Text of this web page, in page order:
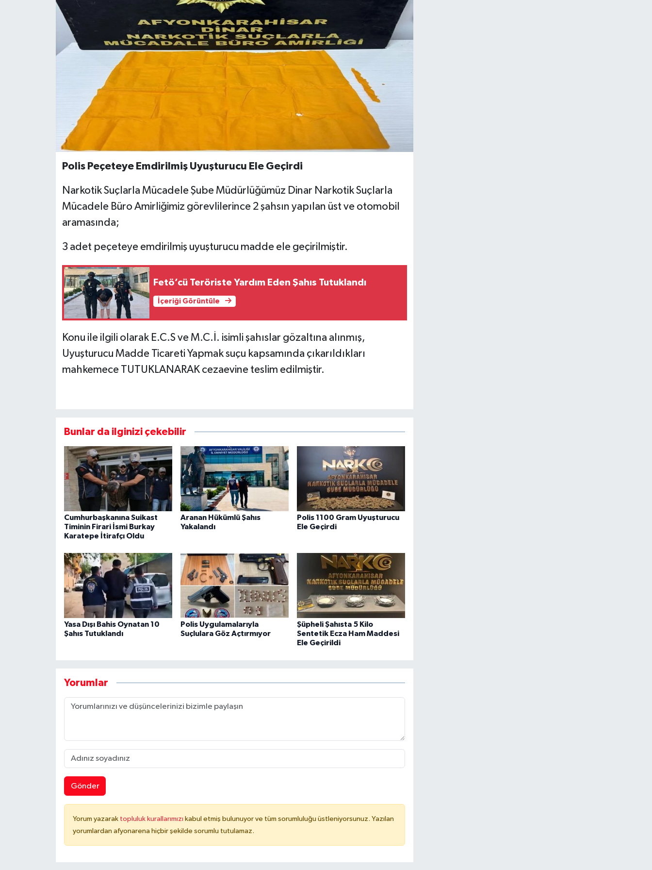
Polis Peçeteye Emdirilmiş Uyuşturucu Ele Geçirdi
Narkotik Suçlarla Mücadele Şube Müdürlüğümüz Dinar Narkotik Suçlarla
Mücadele Büro Amirliğimiz görevlilerince 2 şahsın yapılan üst ve otomobil
aramasında;
3 adet peçeteye emdirilmiş uyuşturucu madde ele geçirilmiştir.
Fetö’cü Teröriste Yardım Eden Şahıs Tutuklandı
İçeriği Görüntüle
Konu ile ilgili olarak E.C.S ve M.C.İ. isimli şahıslar gözaltına alınmış,
Uyuşturucu Madde Ticareti Yapmak suçu kapsamında çıkarıldıkları
mahkemece TUTUKLANARAK cezaevine teslim edilmiştir.
Bunlar da ilginizi çekebilir
Cumhurbaşkanına Suikast
Timinin Firari İsmi Burkay
Karatepe İtirafçı Oldu
Aranan Hükümlü Şahıs
Yakalandı
Polis 1100 Gram Uyuşturucu
Ele Geçirdi
Yasa Dışı Bahis Oynatan 10
Şahıs Tutuklandı
Polis Uygulamalarıyla
Suçlulara Göz Açtırmıyor
Şüpheli Şahısta 5 Kilo
Sentetik Ecza Ham Maddesi
Ele Geçirildi
Yorumlar
Gönder
Yorum yazarak topluluk kurallarımızı kabul etmiş bulunuyor ve tüm sorumluluğu üstleniyorsunuz. Yazılan
yorumlardan afyonarena hiçbir şekilde sorumlu tutulamaz.